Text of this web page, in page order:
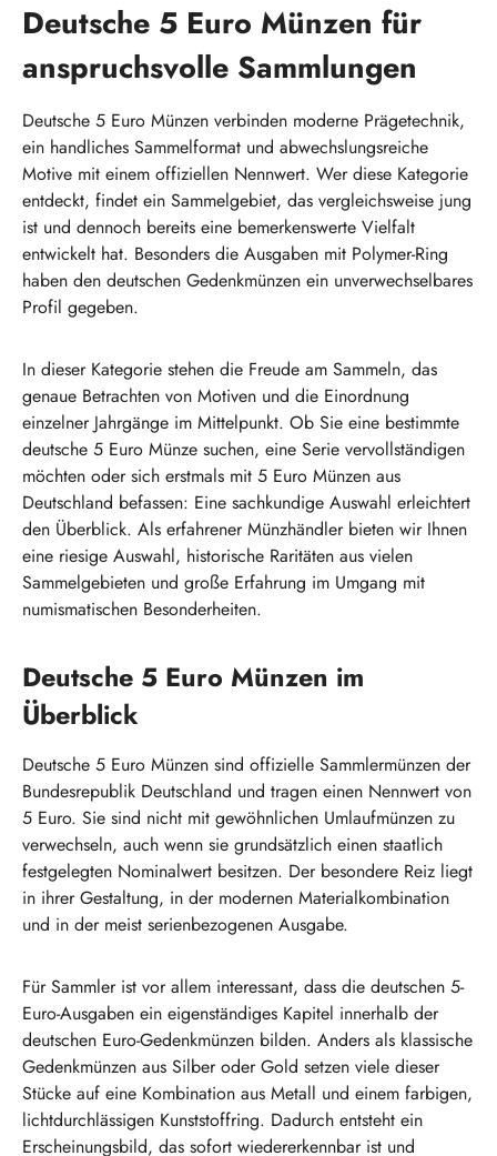
Deutsche 5 Euro Münzen für
anspruchsvolle Sammlungen
Deutsche 5 Euro Münzen verbinden moderne Prägetechnik,
ein handliches Sammelformat und abwechslungsreiche
Motive mit einem offiziellen Nennwert. Wer diese Kategorie
entdeckt, findet ein Sammelgebiet, das vergleichsweise jung
ist und dennoch bereits eine bemerkenswerte Vielfalt
entwickelt hat. Besonders die Ausgaben mit Polymer-Ring
haben den deutschen Gedenkmünzen ein unverwechselbares
Profil gegeben.
In dieser Kategorie stehen die Freude am Sammeln, das
genaue Betrachten von Motiven und die Einordnung
einzelner Jahrgänge im Mittelpunkt. Ob Sie eine bestimmte
deutsche 5 Euro Münze suchen, eine Serie vervollständigen
möchten oder sich erstmals mit 5 Euro Münzen aus
Deutschland befassen: Eine sachkundige Auswahl erleichtert
den Überblick. Als erfahrener Münzhändler bieten wir Ihnen
eine riesige Auswahl, historische Raritäten aus vielen
Sammelgebieten und große Erfahrung im Umgang mit
numismatischen Besonderheiten.
Deutsche 5 Euro Münzen im
Überblick
Deutsche 5 Euro Münzen sind offizielle Sammlermünzen der
Bundesrepublik Deutschland und tragen einen Nennwert von
5 Euro. Sie sind nicht mit gewöhnlichen Umlaufmünzen zu
verwechseln, auch wenn sie grundsätzlich einen staatlich
festgelegten Nominalwert besitzen. Der besondere Reiz liegt
in ihrer Gestaltung, in der modernen Materialkombination
und in der meist serienbezogenen Ausgabe.
Für Sammler ist vor allem interessant, dass die deutschen 5-
Euro-Ausgaben ein eigenständiges Kapitel innerhalb der
deutschen Euro-Gedenkmünzen bilden. Anders als klassische
Gedenkmünzen aus Silber oder Gold setzen viele dieser
Stücke auf eine Kombination aus Metall und einem farbigen,
lichtdurchlässigen Kunststoffring. Dadurch entsteht ein
Erscheinungsbild, das sofort wiedererkennbar ist und